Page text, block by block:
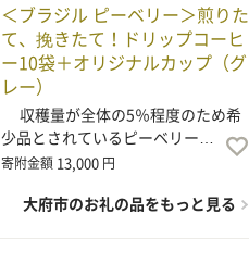
＜ブラジル ピーベリー＞煎りた
て、挽きたて！ドリップコーヒ
ー10袋＋オリジナルカップ（グ
レー）
収穫量が全体の5％程度のため希
少品とされているピーベリー…
寄附金額 13,000 円
大府市のお礼の品をもっと見る